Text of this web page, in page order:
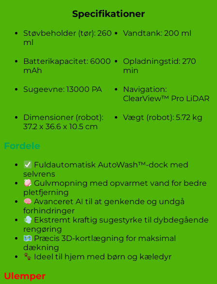
Specifikationer
Støvbeholder (tør): 260
ml
Vandtank: 200 ml
Batterikapacitet: 6000
mAh
Opladningstid: 270
min
Sugeevne: 13000 PA
Navigation:
ClearView™ Pro LiDAR
Dimensioner (robot):
37.2 x 36.6 x 10.5 cm
Vægt (robot): 5.72 kg
Fordele
Fuldautomatisk AutoWash™-dock med
selvrens
Gulvmopning med opvarmet vand for bedre
pletfjerning
Avanceret AI til at genkende og undgå
forhindringer
Ekstremt kraftig sugestyrke til dybdegående
rengøring
Præcis 3D-kortlægning for maksimal
dækning
Ideel til hjem med børn og kæledyr
Ulemper